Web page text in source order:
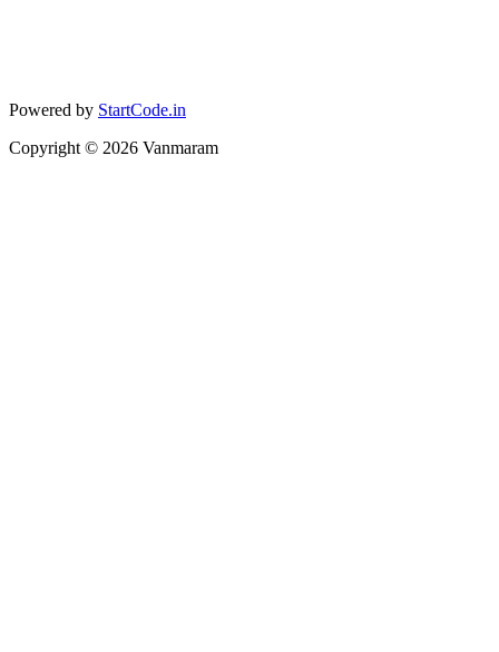
Powered by StartCode.in
Copyright © 2026 Vanmaram